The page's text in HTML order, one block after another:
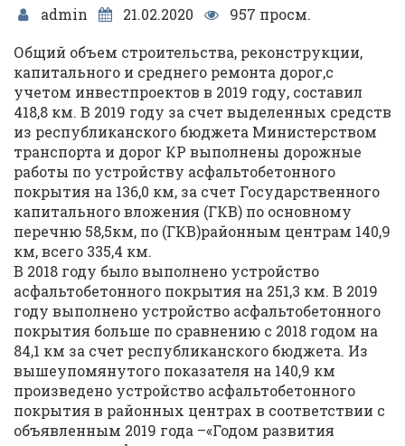
admin 21.02.2020
957 просм.
Общий объем строительства, реконструкции,
капитального и среднего ремонта дорог,с
учетом инвестпроектов в 2019 году, составил
418,8 км. В 2019 году за счет выделенных средств
из республиканского бюджета Министерством
транспорта и дорог КР выполнены дорожные
работы по устройству асфальтобетонного
покрытия на 136,0 км, за счет Государственного
капитального вложения (ГКВ) по основному
перечню 58,5км, по (ГКВ)районным центрам 140,9
км, всего 335,4 км.
В 2018 году было выполнено устройство
асфальтобетонного покрытия на 251,3 км. В 2019
году выполнено устройство асфальтобетонного
покрытия больше по сравнению с 2018 годом на
84,1 км за счет республиканского бюджета. Из
вышеупомянутого показателя на 140,9 км
произведено устройство асфальтобетонного
покрытия в районных центрах в соответствии с
объявленным 2019 года –«Годом развития